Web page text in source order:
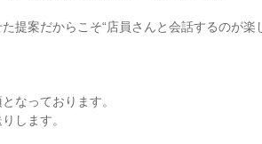
提案だからこそ“店員さんと会話するのが楽
なっております。
します。